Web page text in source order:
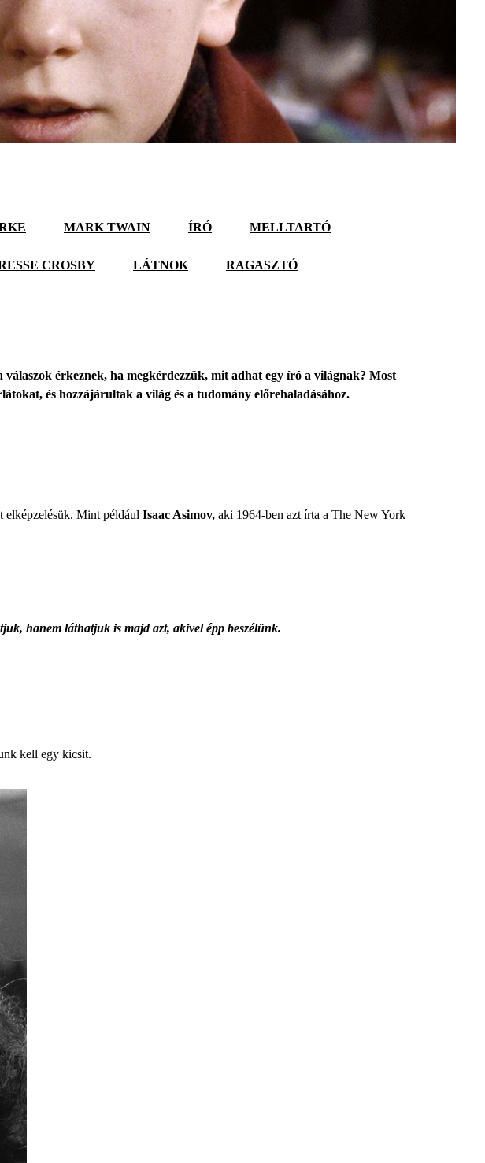
MARK TWAIN ÍRÓ MELLTARTÓ
CROSBY LÁTNOK RAGASZTÓ
érkeznek, ha megkérdezzük, mit adhat egy író a világnak? Most
és hozzájárultak a világ és a tudomány előrehaladásához.
elképzelésük. Mint például Isaac Asimov, aki 1964-ben azt írta a The New York
hanem láthatjuk is majd azt, akivel épp beszélünk.
kell egy kicsit.